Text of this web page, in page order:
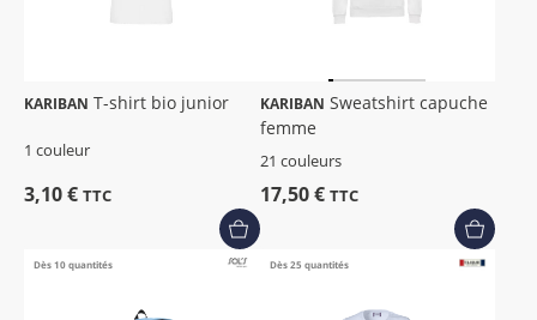
KARIBAN T-shirt bio junior
1 couleur
3,10 € TTC
KARIBAN
femme
21 couleurs
17,50 € TTC
Dès 10 quantités Dès 25 quantités